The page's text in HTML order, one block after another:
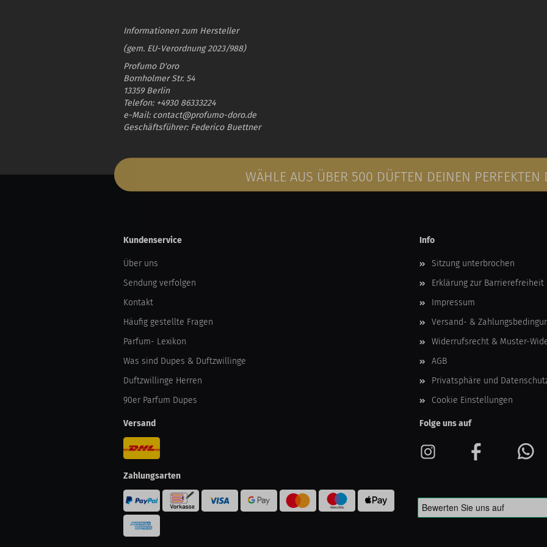
Informationen zum Hersteller
(gem. EU-Verordnung 2023/988)
Profumo D'oro
Bornholmer Str. 54
13359 Berlin
Telefon: +4930 86333224
e-Mail: contact@profumo-doro.de
Geschäftsführer: Federico Buettner
WÄHLE AUS ÜBER 500 DÜFTEN DEINEN PERFEKTEN
Kundenservice
Über uns
Sendung verfolgen
Kontakt
Häufig gestellte Fragen
Parfum- Lexikon
Was sind Dupes & Duftzwillinge
Duftzwillinge Herren
90er Parfum Dupes
Info
Sitzung unterbrochen
Erklärung zur Barrierefreiheit
Impressum
Versand- &
Widerrufsrecht & Muster-
AGB
Privatsphäre und
Cookie Einstellungen
Versand
Zahlungsarten
Folge uns auf